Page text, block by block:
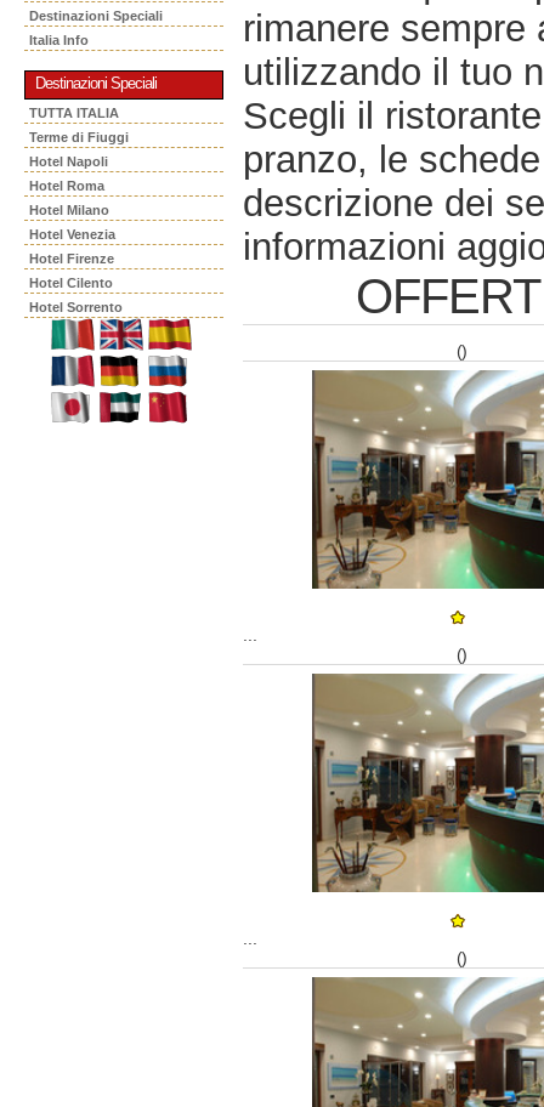
Destinazioni Speciali
Italia Info
Destinazioni Speciali
TUTTA ITALIA
Terme di Fiuggi
Hotel Napoli
Hotel Roma
Hotel Milano
Hotel Venezia
Hotel Firenze
Hotel Cilento
Hotel Sorrento
rimanere sempre
utilizzando il tuo
Scegli il
pranzo, le
descrizione dei
informazioni
()
()
()